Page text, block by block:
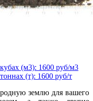
(м3): 1600 руб/м3
(т): 1600 руб/т
землю для вашего